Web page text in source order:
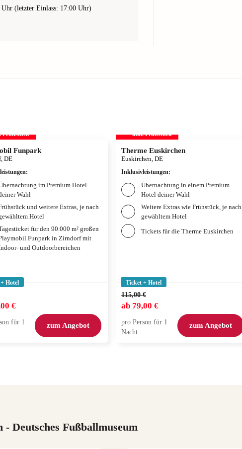
Uhr (letzter Einlass: 17:00 Uhr)
Frühstück
Funpark
DE
:
im Premium Hotel
Wahl
und weitere Extras, je nach
Hotel
für den 90.000 m² großen
Funpark in Zirndorf mit
und Outdoorbereichen
Hotel
€
für 1
zum Angebot
inkl. Frühstück
Therme Euskirchen
Euskirchen, DE
Inklusivleistungen:
Übernachtung in einem Premium
Hotel deiner Wahl
Weitere Extras wie Frühstück, je nach
gewähltem Hotel
Tickets für die Therme Euskirchen
Ticket + Hotel
115,00 €
ab 79,00 €
pro Person für 1
Nacht
zum Angebot
- Deutsches Fußballmuseum